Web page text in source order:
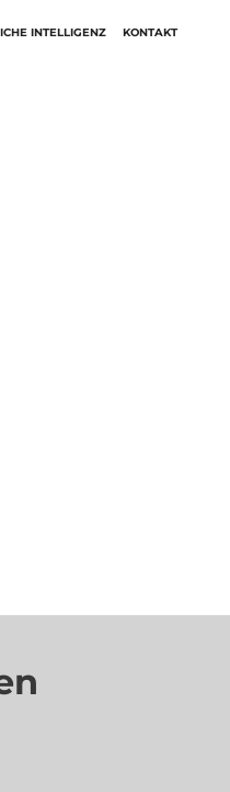
INTELLIGENZ KONTAKT